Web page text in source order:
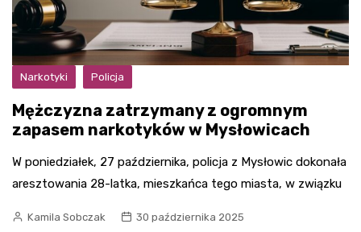
Narkotyki Policja
Mężczyzna zatrzymany z ogromnym
zapasem narkotyków w Mysłowicach
W poniedziałek, 27 października, policja z Mysłowic dokonała
aresztowania 28-latka, mieszkańca tego miasta, w związku
Kamila Sobczak 30 października 2025